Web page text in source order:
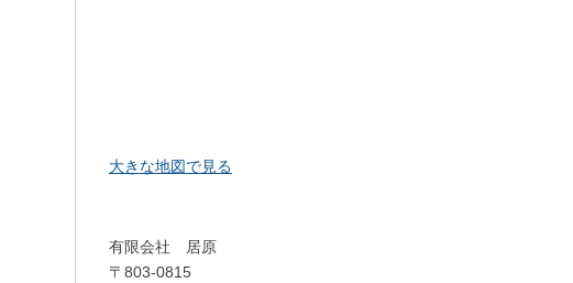
大きな地図で見る
有限会社 居原
〒803-0815